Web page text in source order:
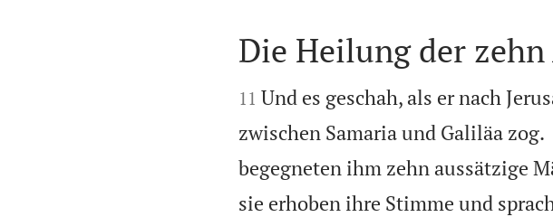

Die Heilung der

11 Und es geschah, als er nach
zwischen Samaria und Galiläa zog.
begegneten ihm zehn aussätzige
sie erhoben ihre Stimme und